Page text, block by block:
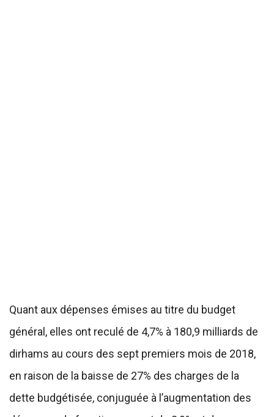
Quant aux dépenses émises au titre du budget
général, elles ont reculé de 4,7% à 180,9 milliards de
dirhams au cours des sept premiers mois de 2018,
en raison de la baisse de 27% des charges de la
dette budgétisée, conjuguée à l’augmentation des